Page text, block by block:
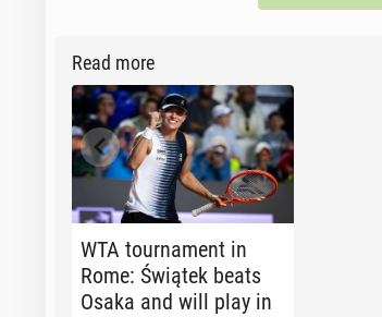
Read more
WTA tour­na­ment in
Rome: Świątek beats
Osaka and will play in